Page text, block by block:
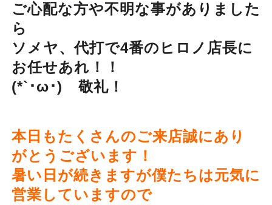
ご心配な方や不明な事がありました
ら
ソメヤ、代打で4番のヒロノ店長に
お任せあれ！！
(*`･ω･)ゞ敬礼！
本日もたくさんのご来店誠にあり
がとうございます！
暑い日が続きますが僕たちは元気に
営業していますので